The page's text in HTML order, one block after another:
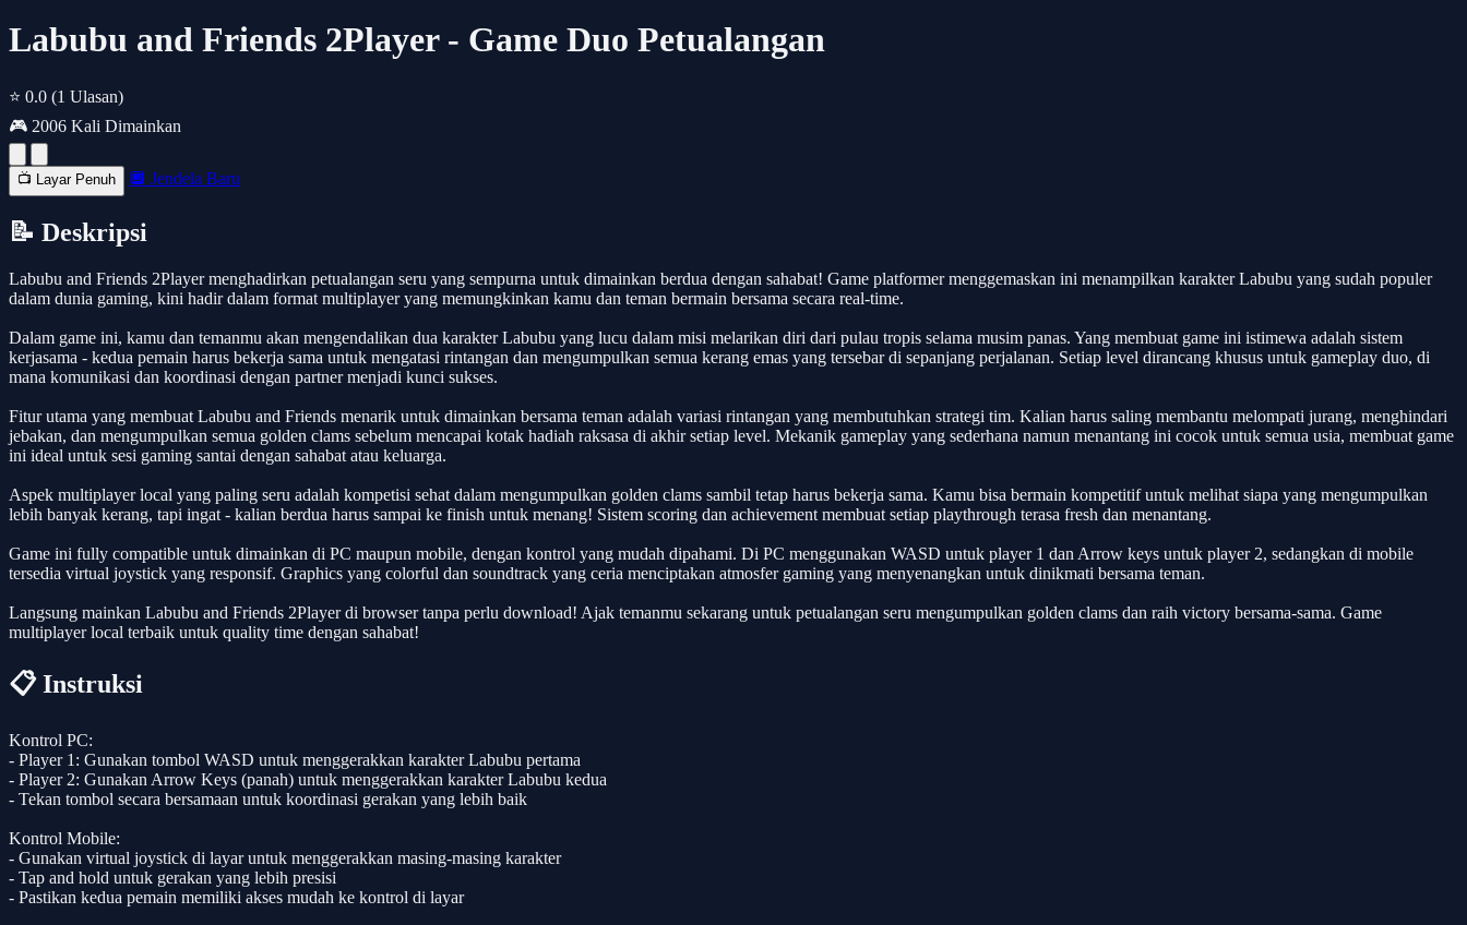
Labubu and Friends 2Player - Game Duo Petualangan
⭐ 0.0 (1 Ulasan)
🎮 2006 Kali Dimainkan
📺 Layar Penuh 🔲 Jendela Baru
📝 Deskripsi
Labubu and Friends 2Player menghadirkan petualangan seru yang sempurna untuk dimainkan berdua dengan sahabat! Game platformer menggemaskan ini menampilkan karakter Labubu yang sudah populer
dalam dunia gaming, kini hadir dalam format multiplayer yang memungkinkan kamu dan teman bermain bersama secara real-time.
Dalam game ini, kamu dan temanmu akan mengendalikan dua karakter Labubu yang lucu dalam misi melarikan diri dari pulau tropis selama musim panas. Yang membuat game ini istimewa adalah sistem
kerjasama - kedua pemain harus bekerja sama untuk mengatasi rintangan dan mengumpulkan semua kerang emas yang tersebar di sepanjang perjalanan. Setiap level dirancang khusus untuk gameplay duo, di
mana komunikasi dan koordinasi dengan partner menjadi kunci sukses.
Fitur utama yang membuat Labubu and Friends menarik untuk dimainkan bersama teman adalah variasi rintangan yang membutuhkan strategi tim. Kalian harus saling membantu melompati jurang, menghindari
jebakan, dan mengumpulkan semua golden clams sebelum mencapai kotak hadiah raksasa di akhir setiap level. Mekanik gameplay yang sederhana namun menantang ini cocok untuk semua usia, membuat game
ini ideal untuk sesi gaming santai dengan sahabat atau keluarga.
Aspek multiplayer local yang paling seru adalah kompetisi sehat dalam mengumpulkan golden clams sambil tetap harus bekerja sama. Kamu bisa bermain kompetitif untuk melihat siapa yang mengumpulkan
lebih banyak kerang, tapi ingat - kalian berdua harus sampai ke finish untuk menang! Sistem scoring dan achievement membuat setiap playthrough terasa fresh dan menantang.
Game ini fully compatible untuk dimainkan di PC maupun mobile, dengan kontrol yang mudah dipahami. Di PC menggunakan WASD untuk player 1 dan Arrow keys untuk player 2, sedangkan di mobile
tersedia virtual joystick yang responsif. Graphics yang colorful dan soundtrack yang ceria menciptakan atmosfer gaming yang menyenangkan untuk dinikmati bersama teman.
Langsung mainkan Labubu and Friends 2Player di browser tanpa perlu download! Ajak temanmu sekarang untuk petualangan seru mengumpulkan golden clams dan raih victory bersama-sama. Game
multiplayer local terbaik untuk quality time dengan sahabat!
📋 Instruksi
Kontrol PC:
- Player 1: Gunakan tombol WASD untuk menggerakkan karakter Labubu pertama
- Player 2: Gunakan Arrow Keys (panah) untuk menggerakkan karakter Labubu kedua
- Tekan tombol secara bersamaan untuk koordinasi gerakan yang lebih baik
Kontrol Mobile:
- Gunakan virtual joystick di layar untuk menggerakkan masing-masing karakter
- Tap and hold untuk gerakan yang lebih presisi
- Pastikan kedua pemain memiliki akses mudah ke kontrol di layar